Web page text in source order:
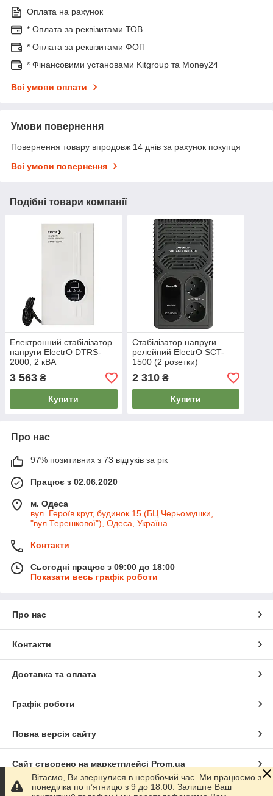
Оплата на рахунок
* Оплата за реквізитами ТОВ
* Оплата за реквізитами ФОП
* Фінансовими установами Kitgroup та Money24
Всі умови оплати
Умови повернення
Повернення товару впродовж 14 днів за рахунок покупця
Всі умови повернення
Подібні товари компанії
Електронний стабілізатор
напруги ElectrO DTRS-
2000, 2 кВА
3 563 ₴
Купити
Стабілізатор напруги
релейний ElectrO SCT-
1500 (2 розетки)
2 310₴
Купити
Про нас
97% позитивних з 73 відгуків за рік
Працює з 02.06.2020
м. Одеса
вул. Героїв крут, будинок 15 (БЦ Черьомушки,
"вул.Терешкової"), Одеса, Україна
Контакти
Сьогодні працює з 09:00 до 18:00
Показати весь графік роботи
Про нас
Контакти
Доставка та оплата
Графік роботи
Повна версія сайту
Сайт створено на маркетплейсі Prom.ua
Політика конфіденційності
Вітаємо, Ви звернулися в неробочий час. Ми працюємо з
понеділка по пʼятницю з 9 до 18:00. Залиште Ваш